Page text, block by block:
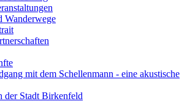
Wanderwege
mit dem Schellenmann - eine akustische
der Stadt Birkenfeld